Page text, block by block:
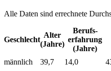
Alle Daten sind errechnete
Geschlecht
Alter
(Jahre)
Berufs­
erfahrung
(Jahre)
männlich 39,7 14,0